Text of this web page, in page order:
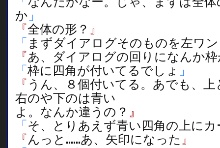
か 」
『全体の形？ 』
「 まずダイアログそのものを左ワ
『あ、ダイアログの回りになんか
「枠に四角が付いてるでしょ 」
『 うん、８個付いてる。あでも、
右のや下のは青い
よ。なんか違うの？ 』
「そ、とりあえず青い四角の上に
『んっと……あ、矢印になった 』